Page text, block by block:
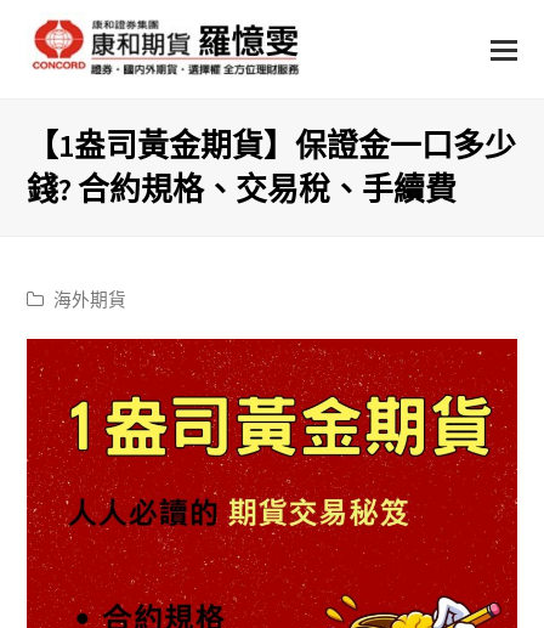
【1盎司黃金期貨】保證金一口多少
錢? 合約規格、交易稅、手續費
海外期貨